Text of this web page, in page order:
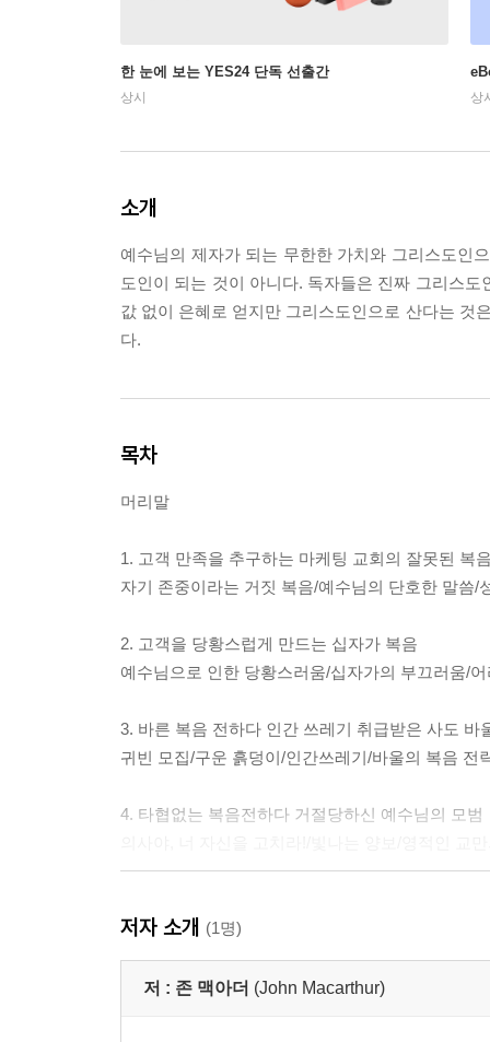
한 눈에 보는 YES24 단독 선출간
상시 상
소개
예수님의 제자가 되는 무한한 가치와 그리스도인
도인이 되는 것이 아니다. 독자들은 진짜 그리스
값 없이 은혜로 얻지만 그리스도인으로 산다는 것
다.
목차
머리말
1. 고객 만족을 추구하는 마케팅 교회의 잘못된 복
자기 존중이라는 거짓 복음/예수님의 단호한 말씀
2. 고객을 당황스럽게 만드는 십자가 복음
예수님으로 인한 당황스러움/십자가의 부끄러움/
3. 바른 복음 전하다 인간 쓰레기 취급받은 사도 바
귀빈 모집/구운 흙덩이/인간쓰레기/바울의 복음 전
4. 타협없는 복음전하다 거절당하신 예수님의 모범
선택의 여지가 없는 선택/종교는 오직 두 가지 뿐
없다/회개와 복종/갈림길에 서다/영원한 선택
저자 소개 (1명)
저 : 존 맥아더 (John Macarthur)